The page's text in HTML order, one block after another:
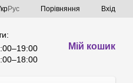
Рус Порівняння Вхід
Мій кошик